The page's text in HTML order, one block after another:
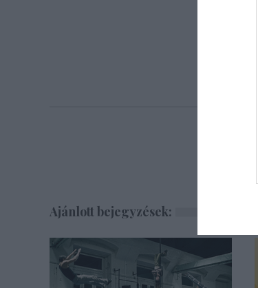
Ajánlott bejegyzések: